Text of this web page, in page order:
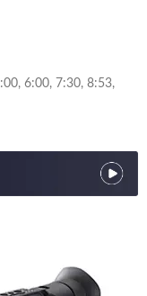
6:00, 7:30, 8:53,